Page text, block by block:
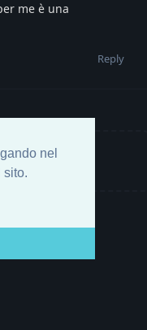
nel
sito.
me è una
Reply